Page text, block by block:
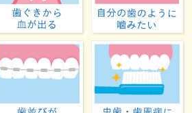
痛い 歯ぐきから血が出る